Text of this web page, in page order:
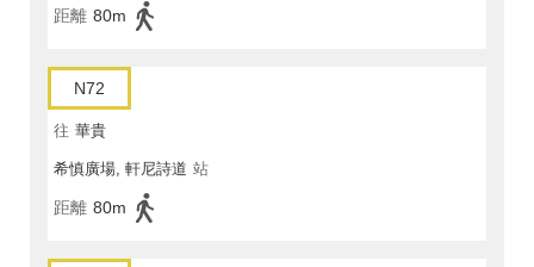
距離 80m
N72
往 華貴
希慎廣場, 軒尼詩道 站
距離 80m